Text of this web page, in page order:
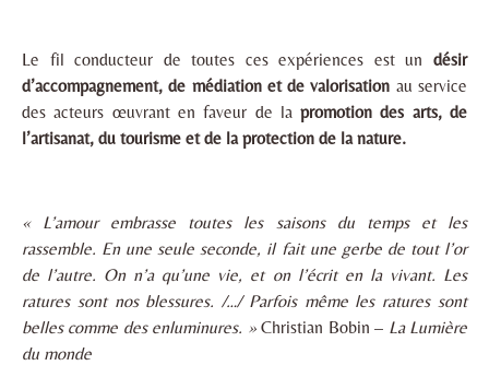
Le fil conducteur de toutes ces expériences est un désir
d’accompagnement, de médiation et de valorisation au service
des acteurs œuvrant en faveur de lapromotion des arts,de
l’artisanat, du tourisme et de la protection de la nature.
« L’amour embrasse toutes les saisons du temps et les
rassemble. En une seule seconde, il fait une gerbe de tout l’or
de l’autre. On n’a qu’une vie, et on l’écrit en la vivant. Les
ratures sont nos blessures. /…/ Parfois même les ratures sont
belles comme des enluminures. »Christian Bobin – La Lumière
du monde